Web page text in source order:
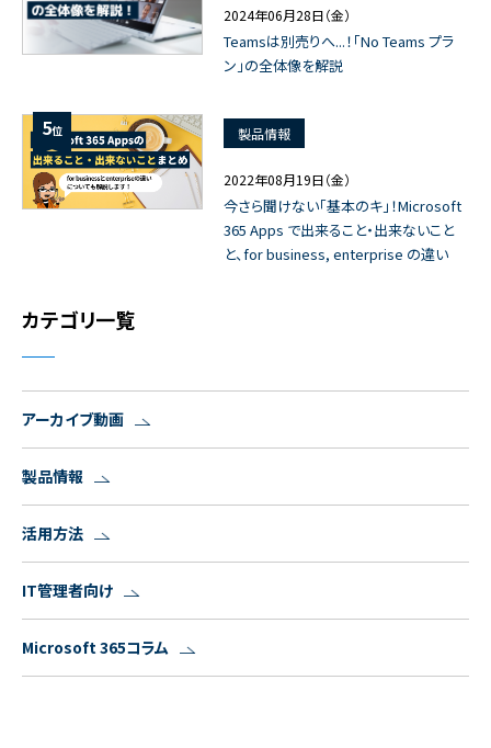
2024年06月28日（金）
Teamsは別売りへ...！「No Teams プラ
ン」の全体像を解説
5位 製品情報
2022年08月19日（金）
今さら聞けない「基本のキ」！Microsoft
365 Apps で出来ること・出来ないこと
と、for business, enterprise の違い
カテゴリ一覧
アーカイブ動画
製品情報
活用方法
IT管理者向け
Microsoft 365コラム